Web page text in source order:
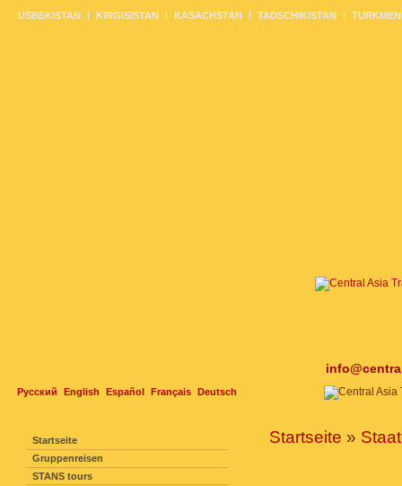
Русский English Español Français Deutsch
USBEKISTAN KIRGISISTAN KASACHSTAN TADSCHIKISTAN
Startseite »
Startseite
Gruppenreisen
STANS tours